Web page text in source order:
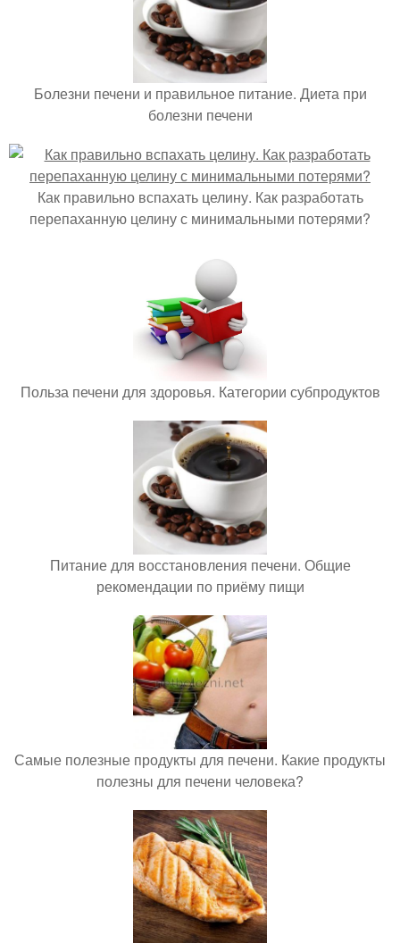
Болезни печени и правильное питание. Диета при
болезни печени
Как правильно вспахать целину. Как разработать
перепаханную целину с минимальными потерями?
Польза печени для здоровья. Категории субпродуктов
Питание для восстановления печени. Общие
рекомендации по приёму пищи
Самые полезные продукты для печени. Какие продукты
полезны для печени человека?